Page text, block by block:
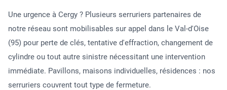
Une urgence à Cergy ? Plusieurs serruriers partenaires de
notre réseau sont mobilisables sur appel dans le Val-d'Oise
(95) pour perte de clés, tentative d'effraction, changement de
cylindre ou tout autre sinistre nécessitant une intervention
immédiate. Pavillons, maisons individuelles, résidences : nos
serruriers couvrent tout type de fermeture.